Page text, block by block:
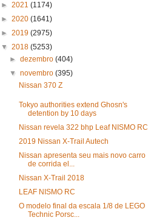
► 2021 (1174)
► 2020 (1641)
► 2019 (2975)
▼ 2018 (5253)
►dezembro(404)
▼novembro(395)
Nissan 370 Z
Tokyo authorities extend Ghosn's
detention by 10 days
Nissan revela 322 bhp Leaf NISMO RC
2019 Nissan X-Trail Autech
Nissan apresenta seu mais novo carro
de corrida el...
Nissan X-Trail 2018
LEAF NISMO RC
O modelo final da escala 1/8 de LEGO
Technic Porsc...